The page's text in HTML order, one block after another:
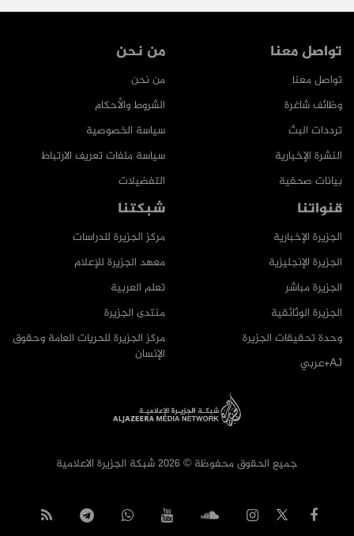
من نحن
من نحن
الشروط والأحكام
سياسة الخصوصية
سياسة ملفات تعريف الارتباط
التفضيلات
تواصل معنا
تواصل معنا
وظائف شاغرة
ترددات البث
النشرة الإخبارية
بيانات صحفية
شبكتنا
مركز الجزيرة للدراسات
معهد الجزيرة للإعلام
تعلم العربية
منتدى الجزيرة
مركز الجزيرة للحريات العامة وحقوق
الإنسان
قنواتنا
الجزيرة الإخبارية
الجزيرة الإنجليزية
الجزيرة مباشر
الجزيرة الوثائقية
وحدة تحقيقات الجزيرة
AJ+عربي
جميع الحقوق محفوظة © 2026 شبكة الجزيرة الاعلامية